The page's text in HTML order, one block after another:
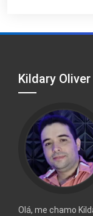
Kildary Oliver
Olá, me chamo